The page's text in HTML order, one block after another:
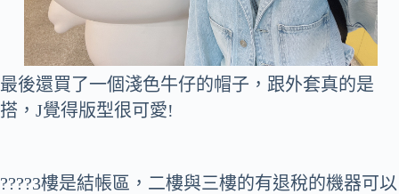
最後還買了一個淺色牛仔的帽子，跟外套真的是
搭，J覺得版型很可愛!
????3樓是結帳區，二樓與三樓的有退稅的機器可以